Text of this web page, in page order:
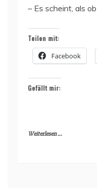
– Es scheint, als
Teilen mit:
Facebook
Gefällt mir:
Weiterlesen ...